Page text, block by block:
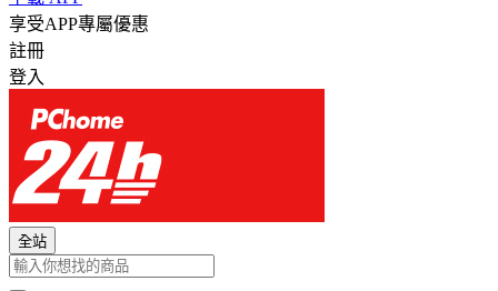
享受APP專屬優惠
註冊
登入
全站